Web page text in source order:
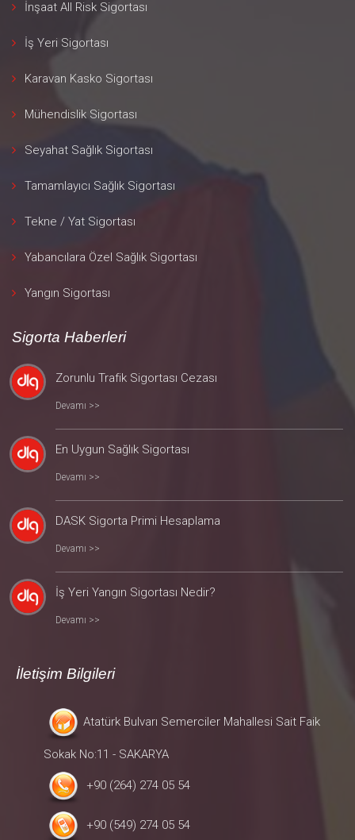
İnşaat All Risk Sigortası
İş Yeri Sigortası
Karavan Kasko Sigortası
Mühendislik Sigortası
Seyahat Sağlık Sigortası
Tamamlayıcı Sağlık Sigortası
Tekne / Yat Sigortası
Yabancılara Özel Sağlık Sigortası
Yangın Sigortası
Sigorta Haberleri
Zorunlu Trafik Sigortası Cezası
Devamı >>
En Uygun Sağlık Sigortası
Devamı >>
DASK Sigorta Primi Hesaplama
Devamı >>
İş Yeri Yangın Sigortası Nedir?
Devamı >>
İletişim Bilgileri
Atatürk Bulvarı Semerciler Mahallesi Sait Faik
Sokak No:11 - SAKARYA
+90 (264) 274 05 54
+90 (549) 274 05 54